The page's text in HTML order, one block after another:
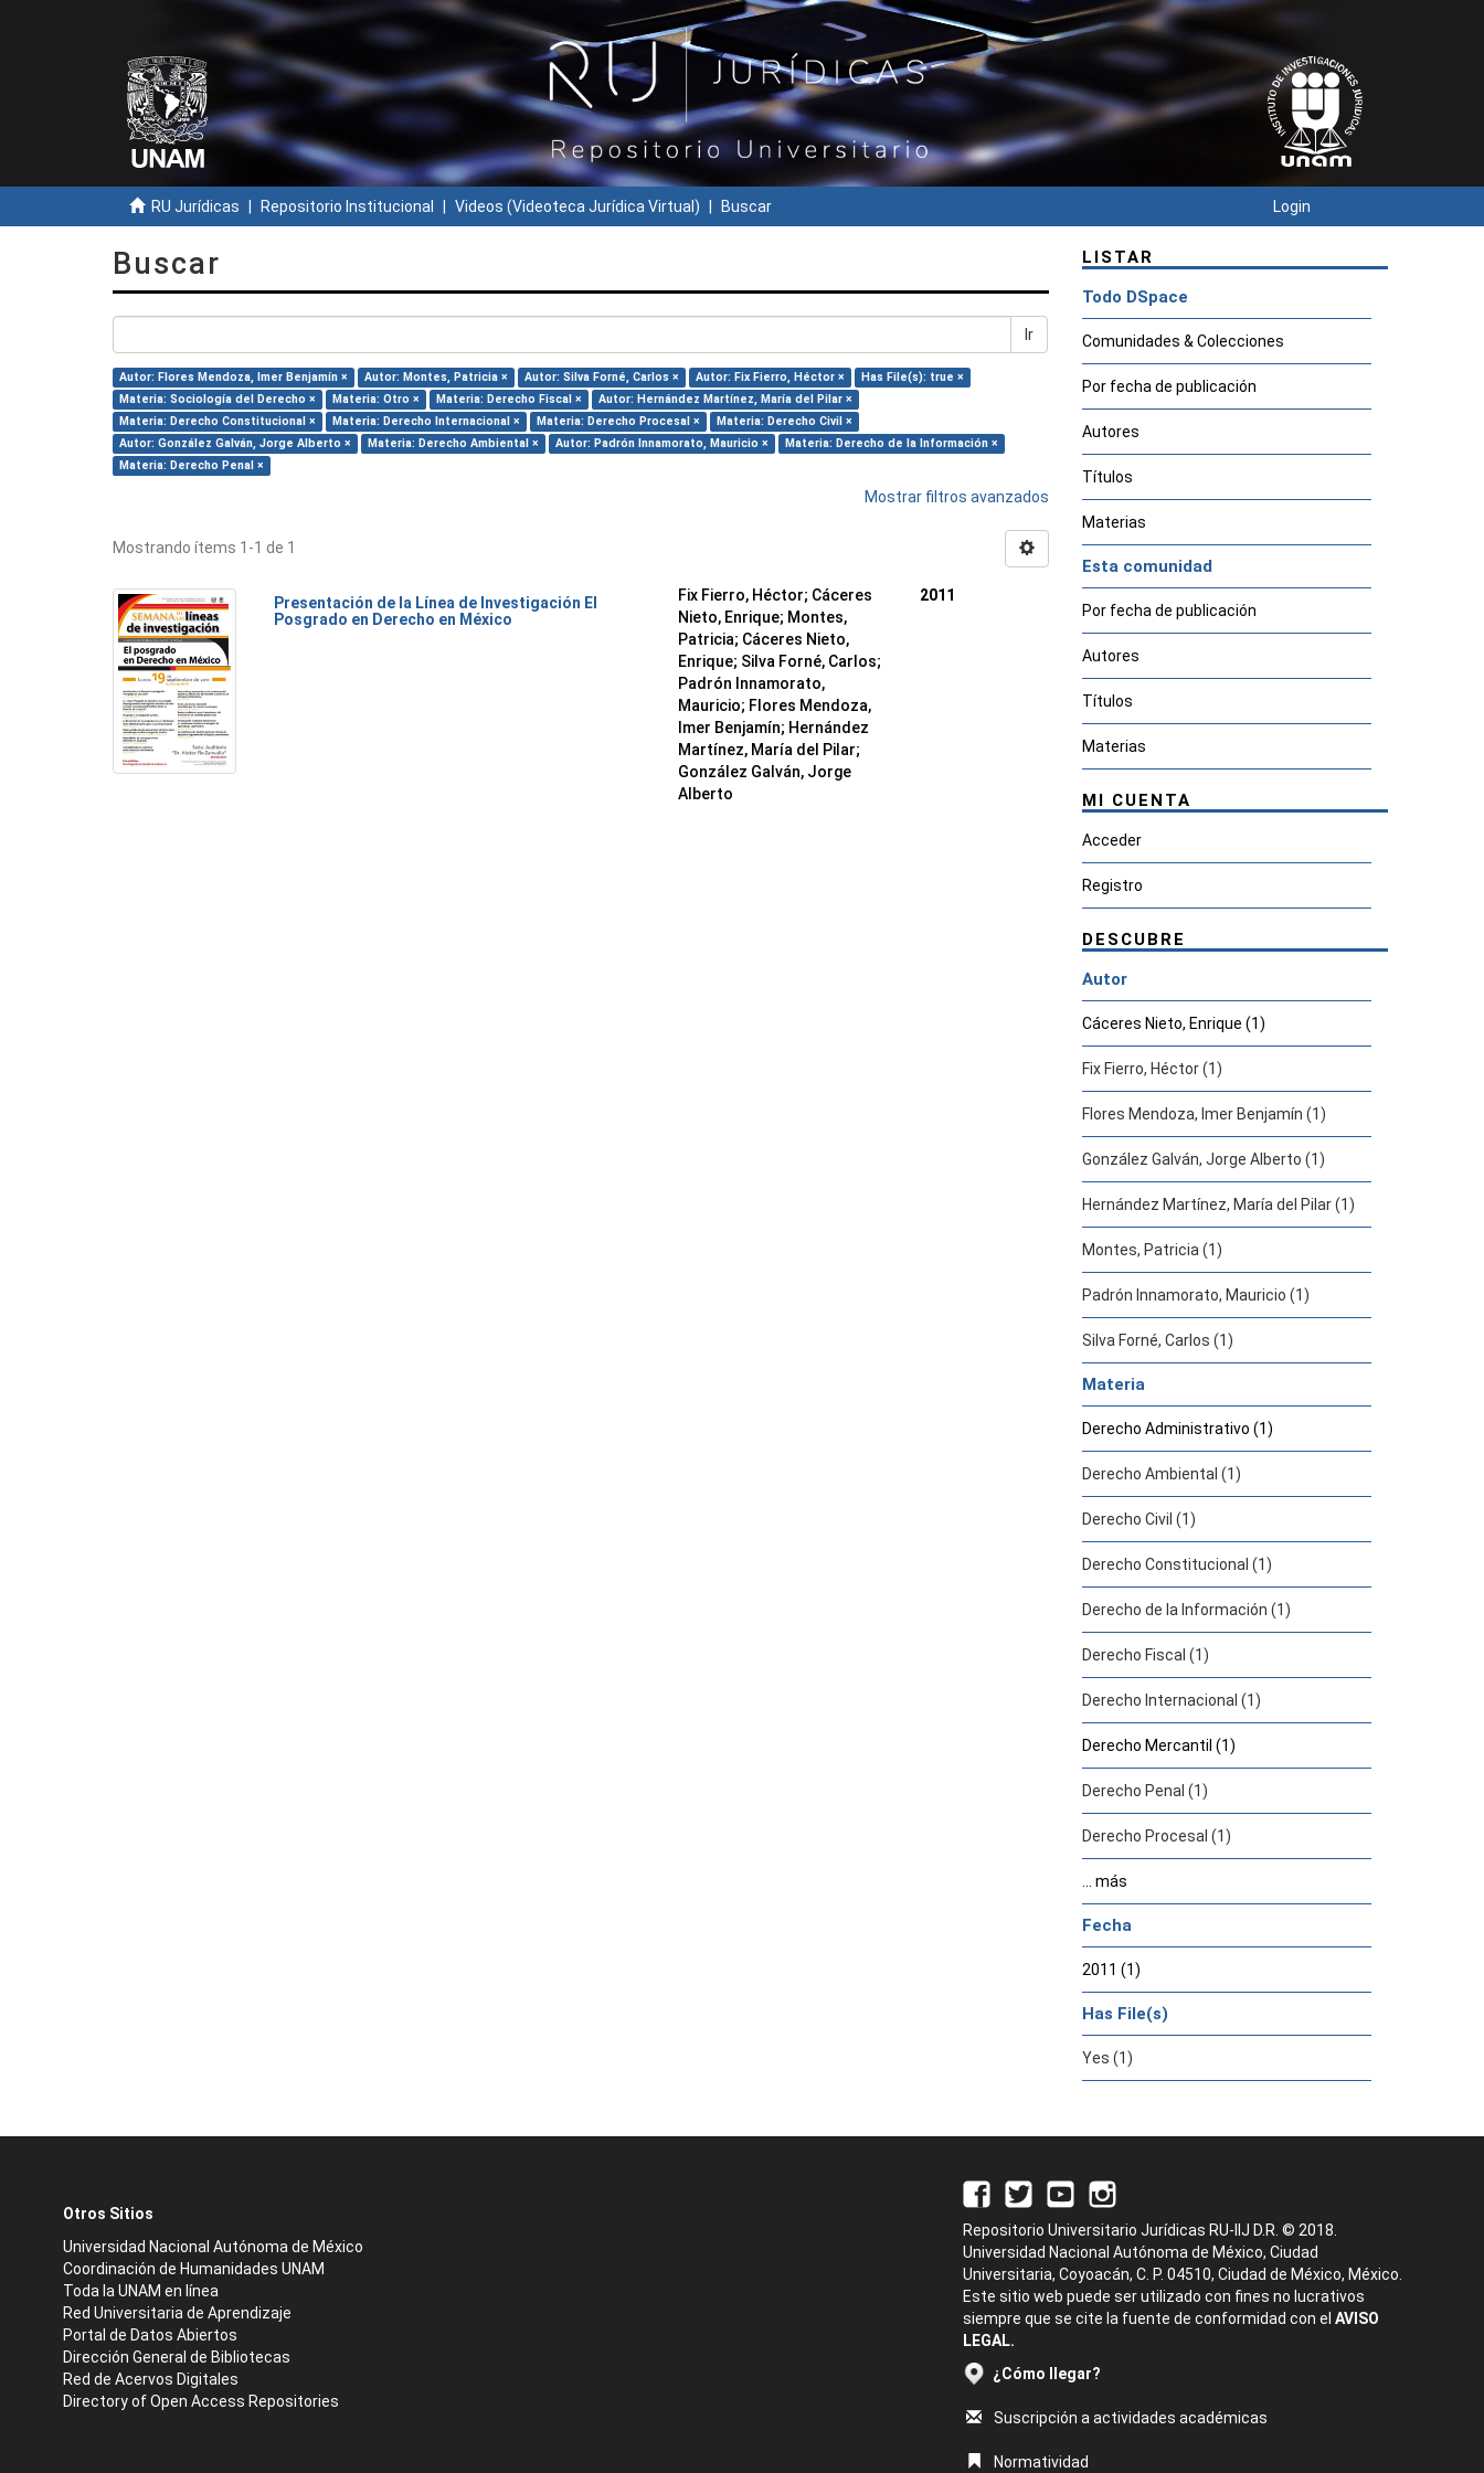
RU Jurídicas Repositorio Institucional Videos (Videoteca Jurídica Virtual) Buscar Login
Buscar
Ir
Autor: Flores Mendoza, Imer Benjamín × Autor: Montes, Patricia × Autor: Silva Forné, Carlos × Autor: Fix Fierro, Héctor ×
Has File(s): true ×
Materia: Sociología del Derecho ×
Materia: Otro × Materia: Derecho Fiscal ×
Autor: Hernández Martínez, María del Pilar ×
Materia: Derecho Constitucional ×
Materia: Derecho Internacional × Materia: Derecho Procesal ×
Materia: Derecho Civil ×
Autor: González Galván, Jorge Alberto ×
Materia: Derecho Ambiental × Autor: Padrón Innamorato, Mauricio ×
Materia: Derecho de la Información ×
Materia: Derecho Penal ×
Mostrar filtros avanzados
Mostrando ítems 1-1 de 1
Presentación de la Línea de Investigación El
Posgrado en Derecho en México
Fix Fierro, Héctor; Cáceres
Nieto, Enrique; Montes,
Patricia; Cáceres Nieto,
Enrique; Silva Forné, Carlos;
Padrón Innamorato,
Mauricio; Flores Mendoza,
Imer Benjamín; Hernández
Martínez, María del Pilar;
González Galván, Jorge
Alberto
2011
LISTAR
Todo DSpace
Comunidades & Colecciones
Por fecha de publicación
Autores
Títulos
Materias
Esta comunidad
Por fecha de publicación
Autores
Títulos
Materias
MI CUENTA
Acceder
Registro
DESCUBRE
Autor
Cáceres Nieto, Enrique (1)
Fix Fierro, Héctor (1)
Flores Mendoza, Imer Benjamín (1)
González Galván, Jorge Alberto (1)
Hernández Martínez, María del Pilar (1)
Montes, Patricia (1)
Padrón Innamorato, Mauricio (1)
Silva Forné, Carlos (1)
Materia
Derecho Administrativo (1)
Derecho Ambiental (1)
Derecho Civil (1)
Derecho Constitucional (1)
Derecho de la Información (1)
Derecho Fiscal (1)
Derecho Internacional (1)
Derecho Mercantil (1)
Derecho Penal (1)
Derecho Procesal (1)
... más
Fecha
2011 (1)
Has File(s)
Yes (1)
Otros Sitios
Universidad Nacional Autónoma de México
Coordinación de Humanidades UNAM
Toda la UNAM en línea
Red Universitaria de Aprendizaje
Portal de Datos Abiertos
Dirección General de Bibliotecas
Red de Acervos Digitales
Directory of Open Access Repositories
Repositorio Universitario Jurídicas RU-IIJ D.R. © 2018.
Universidad Nacional Autónoma de México, Ciudad
Universitaria, Coyoacán, C. P. 04510, Ciudad de México, México.
Este sitio web puede ser utilizado con fines no lucrativos
siempre que se cite la fuente de conformidad con el AVISO
LEGAL.
¿Cómo llegar?
Suscripción a actividades académicas
Normatividad